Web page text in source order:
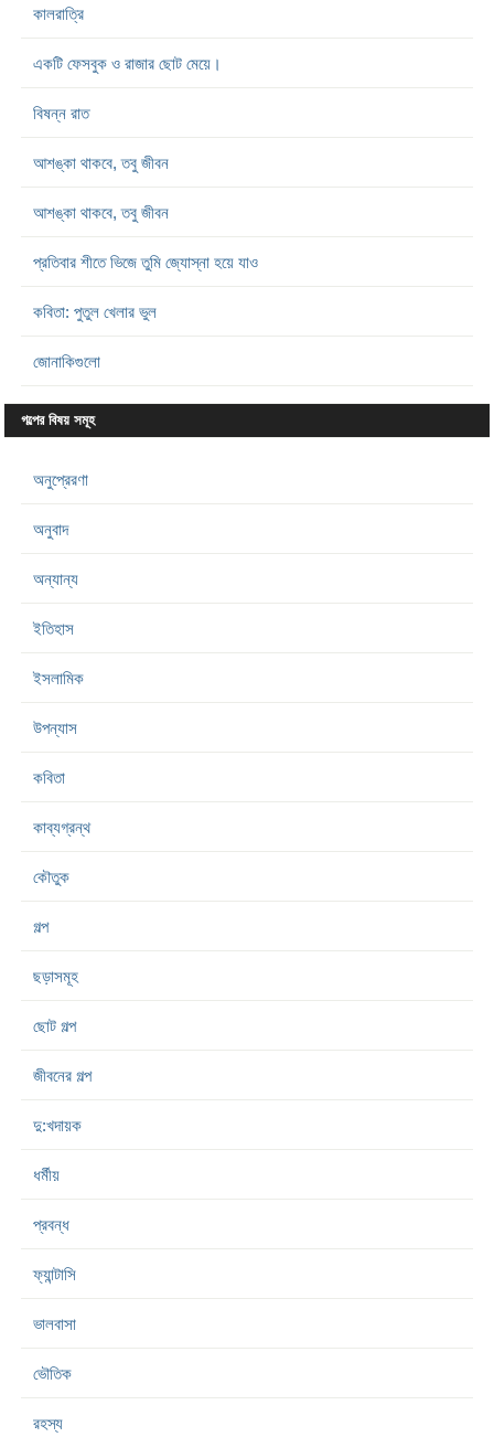
কালরাত্রি
একটি ফেসবুক ও রাজার ছোট মেয়ে।
বিষন্ন রাত
আশঙ্কা থাকবে, তবু জীবন
আশঙ্কা থাকবে, তবু জীবন
প্রতিবার শীতে ভিজে তুমি জ্যোস্না হয়ে যাও
কবিতা: পুতুল খেলার ভুল
জোনাকিগুলো
গল্পের বিষয় সমূহ
অনুপ্রেরণা
অনুবাদ
অন্যান্য
ইতিহাস
ইসলামিক
উপন্যাস
কবিতা
কাব্যগ্রন্থ
কৌতুক
গল্প
ছড়াসমূহ
ছোট গল্প
জীবনের গল্প
দু:খদায়ক
ধর্মীয়
প্রবন্ধ
ফ্যান্টাসি
ভালবাসা
ভৌতিক
রহস্য